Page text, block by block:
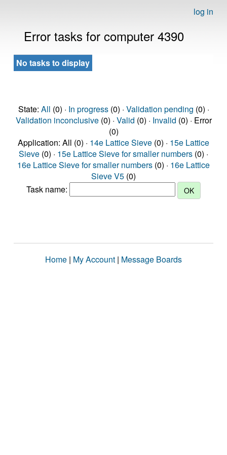
log in
Error tasks for computer 4390
No tasks to display
State: All (0) · In progress(0) · Validation pending (0) ·
Validation inconclusive(0) · Valid (0) · Invalid (0) · Error
(0)
Application: All (0) · 14e Lattice Sieve (0) · 15e Lattice
Sieve (0) · 15e Lattice Sieve for smaller numbers (0) ·
16e Lattice Sieve for smaller numbers (0) · 16e Lattice
Sieve V5 (0)
Task name:
Home | My Account | Message Boards